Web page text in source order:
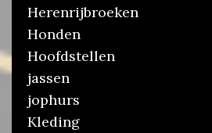
Herenrijbroeken
Honden
Hoofdstellen
jassen
jophurs
Kleding